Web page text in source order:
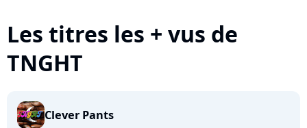
Les titres les + vus de
TNGHT
Clever Pants